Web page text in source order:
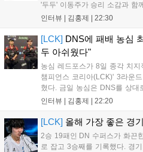
'두두' 이동주가 승리 소감과 함
다. 먼저 오랜만의 2:0 완승에
인터뷰 | 김홍제 22:30
[LCK] DNS에 패배 농심
두 아쉬웠다"
농심 레드포스가 8일 종각 치
챔피언스 코리아(LCK)' 3라운
혔다. 금일 농심은 DNS를 상
패를 당하고 말았다. 이하 농심
인규 감독 : 모든 경...
인터뷰 | 김홍제 22:20
[LCK] 올해 가장 좋은 경
2승 19패인 DN 수퍼스가 화끈
로 잡고 3승째를 기록했다. 경